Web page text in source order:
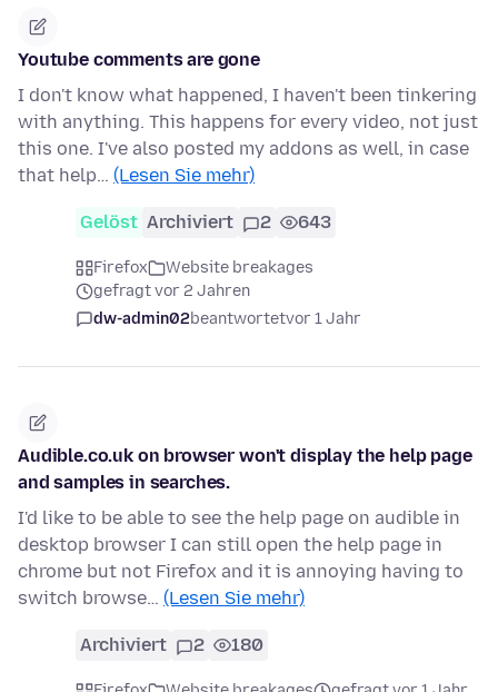
Youtube comments are gone
I don't know what happened, I haven't been tinkering
with anything. This happens for every video, not just
this one. I've also posted my addons as well, in case
that help… (Lesen Sie mehr)
Gelöst Archiviert 2 643
Firefox
Website breakages
gefragt vor 2 Jahren
dw-admin02beantwortetvor 1 Jahr
Audible.co.uk on browser won't display the help page
and samples in searches.
I'd like to be able to see the help page on audible in
desktop browser I can still open the help page in
chrome but not Firefox and it is annoying having to
switch browse… (Lesen Sie mehr)
Archiviert 2 180